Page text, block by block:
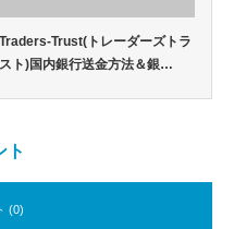
Traders-Trust(トレーダーズトラ
スト)国内銀行送金方法＆銀…
ト
(0)